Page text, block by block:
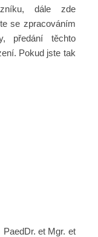
dále zde
se zpracováním
předání těchto
Pokud jste tak
et Mgr. et